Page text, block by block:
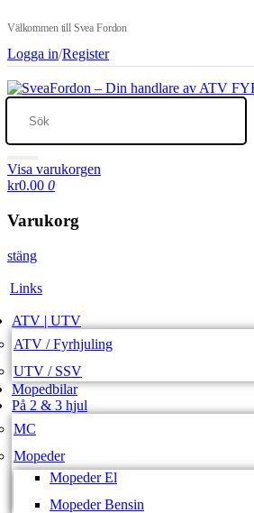
Välkommen till Svea Fordon
Logga in/Register
Visa varukorgen
kr0.00 0
Varukorg
stäng
Links
ATV | UTV
ATV / Fyrhjuling
UTV / SSV
Mopedbilar
På 2 & 3 hjul
MC
Mopeder
Mopeder El
Mopeder Bensin